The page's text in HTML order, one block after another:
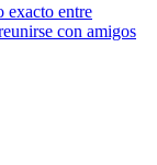
exacto entre
con amigos